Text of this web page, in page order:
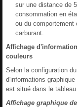
sur une distance de
consommation en
ou du comportement
carburant.
Affichage
couleurs
Selon la configuration
d'informations
est situé dans le
Affichage graphique